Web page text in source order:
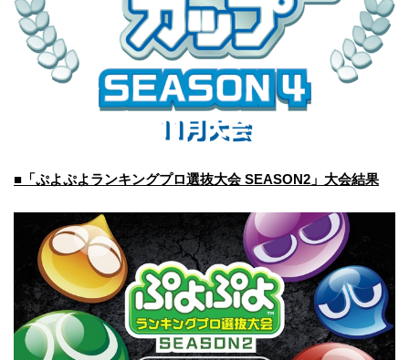
■「ぷよぷよランキングプロ選抜大会 SEASON2」大会結果